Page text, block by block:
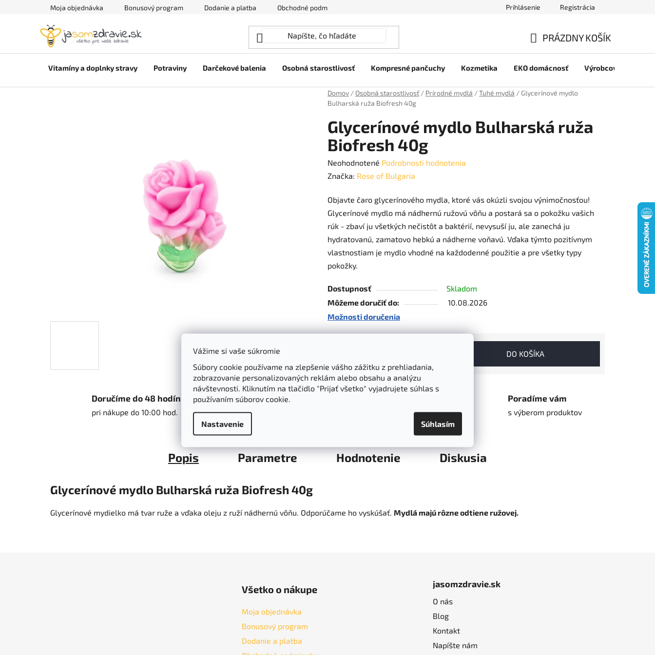
Vážime si vaše súkromie
Súbory cookie používame na zlepšenie vášho zážitku z prehliadania,
zobrazovanie personalizovaných reklám alebo obsahu a analýzu
návštevnosti. Kliknutím na tlačidlo "Prijať všetko" vyjadrujete súhlas s
používaním súborov cookie.
Nastavenie Súhlasím
Moja objednávka Bonusový program Dodanie a platba Obchodné podmienky Prihlásenie Registrácia
KOŠÍK
PRÁZDNY KOŠÍK
Vitamíny a doplnky stravy Potraviny Darčekové balenia Osobná starostlivosť Kompresné pančuchy Kozmetika EKO domácnosť Výrobcovia
Domov / Osobná starostlivosť / Prírodné mydlá /Tuhé mydlá / Glycerínové mydlo
Bulharská ruža Biofresh 40g
Glycerínové mydlo Bulharská ruža
Biofresh 40g
Priemerné
hodnotenie
je
0,0
z
5
hviezdičiek.
Neohodnotené Podrobnosti hodnotenia
Značka: Rose of Bulgaria
Objavte čaro glycerínového mydla, ktoré vás okúzli svojou výnimočnosťou!
Glycerínové mydlo má nádhernú ružovú vôňu a postará sa o pokožku vašich
rúk - zbaví ju všetkých nečistôt a baktérií, nevysuší ju, ale zanechá ju
hydratovanú, zamatovo hebkú a nádherne voňavú. Vďaka týmto pozitívnym
vlastnostiam je mydlo vhodné na každodenné použitie a pre všetky typy
pokožky.
Dostupnosť
Skladom
Môžeme doručiť do:
10.08.2026
Možnosti doručenia
Jednotková cena:
DO KOŠÍKA
Doručíme do 48 hodín
pri nákupe do 10:00 hod.
Garancia kvality
dôkladne vyberáme
produkty
Z-BOX a ParcelShop
Poradíme vám
s výberom produktov
Popis Parametre Hodnotenie Diskusia
Glycerínové mydlo Bulharská ruža Biofresh 40g
Glycerínové mydielko má tvar ruže a vďaka oleju z ruží nádhernú vôňu. Odporúčame ho vyskúšať. Mydlá majú rôzne odtiene ružovej.
Všetko o nákupe
Moja objednávka
Bonusový program
Dodanie a platba
jasomzdravie.sk
O nás
Blog
Kontakt
Napíšte nám